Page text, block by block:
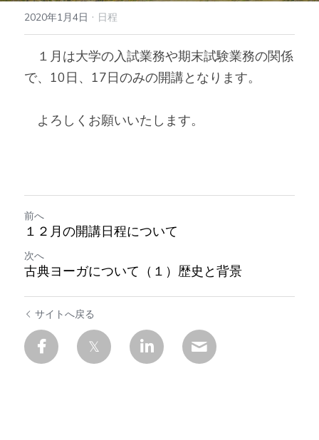
2020年1月4日 · 日程
１月は大学の入試業務や期末試験業務の関係
で、10日、17日のみの開講となります。
よろしくお願いいたします。
前へ
１２月の開講日程について
次へ
古典ヨーガについて（１）歴史と背景
サイトへ戻る